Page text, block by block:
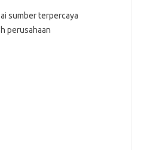
sumber terpercaya
perusahaan